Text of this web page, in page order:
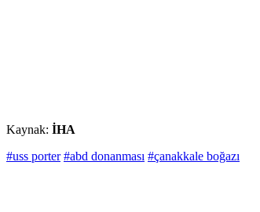
Kaynak: İHA
#uss porter #abd donanması #çanakkale boğazı